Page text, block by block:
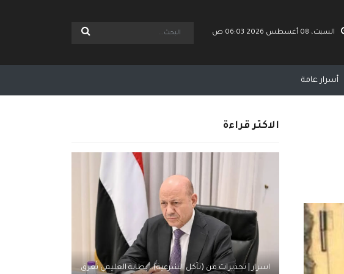
السبت، 08 أغسطس 2026 06:03 ص
أسرار عامة
الاكثر قراءة
اسرار | تحذيرات من (تآكل الشرعية).. بطانة العليمي تُغرق